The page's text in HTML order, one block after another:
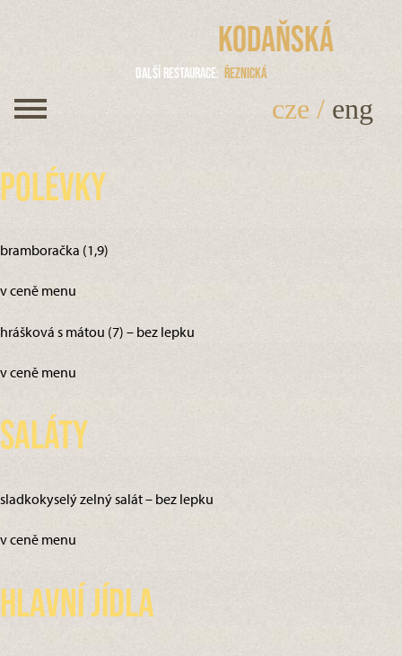
Kodaňská
Další restaurace Řeznická
cze / eng
Polévky
bramboračka (1,9)
v ceně menu
hrášková s mátou (7) – bez lepku
v ceně menu
Saláty
sladkokyselý zelný salát – bez lepku
v ceně menu
Hlavní jídla